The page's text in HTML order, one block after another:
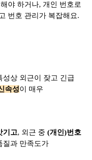
야 하거나, 개인 번호로
번호 관리가 복잡해요.
상 외근이 잦고 긴급
속성이 매우
기고, 외근 중 (개인)번호
질과 만족도가